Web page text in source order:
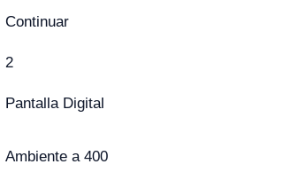
Continuar
2
Pantalla Digital
Ambiente a 400